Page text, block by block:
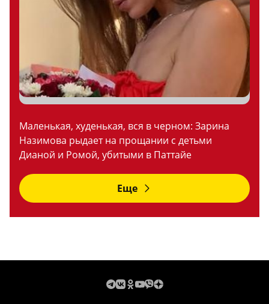
Маленькая, худенькая, вся в черном: Зарина
Назимова рыдает на прощании с детьми
Дианой и Ромой, убитыми в Паттайе
Еще